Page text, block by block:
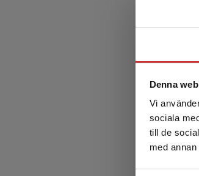
Denna
Vi
sociala
till de
med